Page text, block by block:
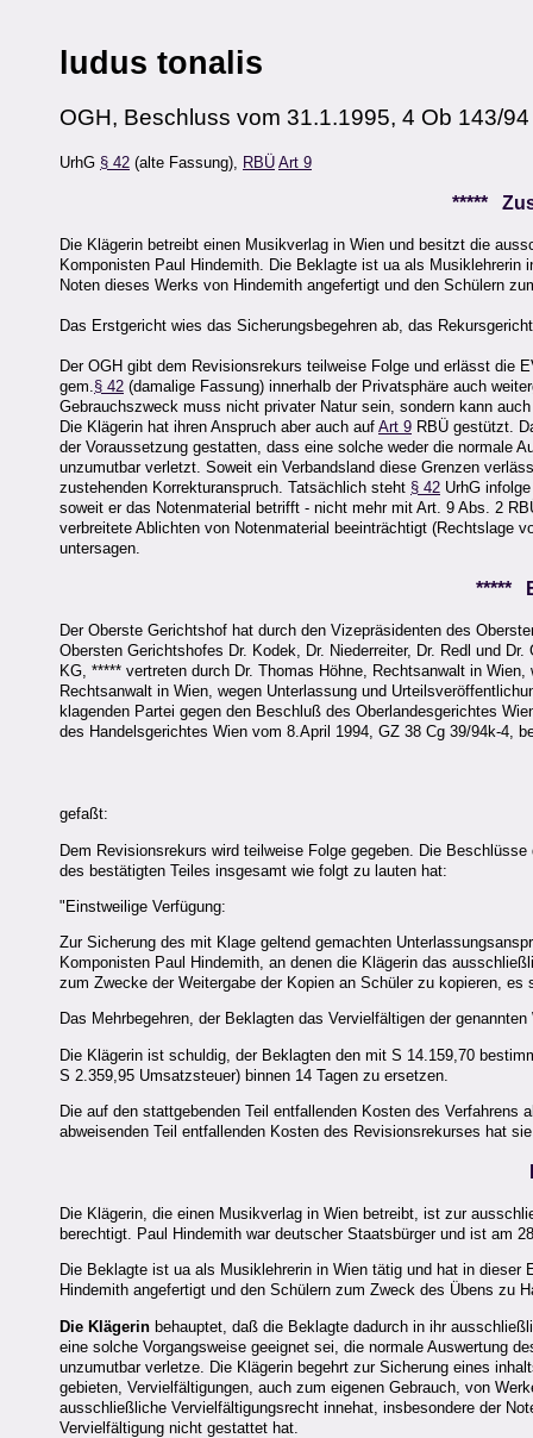
ludus tonalis
OGH, Beschluss vom 31.1.1995, 4 Ob 143/94
UrhG § 42 (alte Fassung), RBÜ Art 9
*****
Die Klägerin betreibt einen Musikverlag in Wien und besitzt die
Komponisten Paul Hindemith. Die Beklagte ist ua als
Noten dieses Werks von Hindemith angefertigt und den Schülern
Das Erstgericht wies das Sicherungsbegehren ab, das
Der OGH gibt dem Revisionsrekurs teilweise Folge und erlässt die
gem.§ 42 (damalige Fassung) innerhalb der Privatsphäre auch
Gebrauchszweck muss nicht privater Natur sein, sondern kann
Die Klägerin hat ihren Anspruch aber auch auf Art 9 RBÜ gestützt.
der Voraussetzung gestatten, dass eine solche weder die normale
unzumutbar verletzt. Soweit ein Verbandsland diese Grenzen
zustehenden Korrekturanspruch. Tatsächlich steht § 42 UrhG
soweit er das Notenmaterial betrifft - nicht mehr mit Art. 9 Abs. 2
verbreitete Ablichten von Notenmaterial beeinträchtigt (Rechtslage
untersagen.
*****
Der Oberste Gerichtshof hat durch den Vizepräsidenten des
Obersten Gerichtshofes Dr. Kodek, Dr. Niederreiter, Dr. Redl und
KG, ***** vertreten durch Dr. Thomas Höhne, Rechtsanwalt in
Rechtsanwalt in Wien, wegen Unterlassung und
klagenden Partei gegen den Beschluß des Oberlandesgerichtes
des Handelsgerichtes Wien vom 8.April 1994, GZ 38 Cg 39/94k-4,
gefaßt:
Dem Revisionsrekurs wird teilweise Folge gegeben. Die
des bestätigten Teiles insgesamt wie folgt zu lauten hat:
"Einstweilige Verfügung:
Zur Sicherung des mit Klage geltend gemachten
Komponisten Paul Hindemith, an denen die Klägerin das
zum Zwecke der Weitergabe der Kopien an Schüler zu kopieren,
Das Mehrbegehren, der Beklagten das Vervielfältigen der
Die Klägerin ist schuldig, der Beklagten den mit S 14.159,70
S 2.359,95 Umsatzsteuer) binnen 14 Tagen zu ersetzen.
Die auf den stattgebenden Teil entfallenden Kosten des
abweisenden Teil entfallenden Kosten des Revisionsrekurses hat
Die Klägerin, die einen Musikverlag in Wien betreibt, ist zur
berechtigt. Paul Hindemith war deutscher Staatsbürger und ist am
Die Beklagte ist ua als Musiklehrerin in Wien tätig und hat in
Hindemith angefertigt und den Schülern zum Zweck des Übens zu
Die Klägerin behauptet, daß die Beklagte dadurch in ihr
eine solche Vorgangsweise geeignet sei, die normale Auswertung
unzumutbar verletze. Die Klägerin begehrt zur Sicherung eines
gebieten, Vervielfältigungen, auch zum eigenen Gebrauch, von
ausschließliche Vervielfältigungsrecht innehat, insbesondere der
Vervielfältigung nicht gestattet hat.